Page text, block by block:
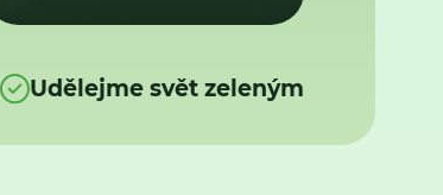
Udělejme svět zeleným